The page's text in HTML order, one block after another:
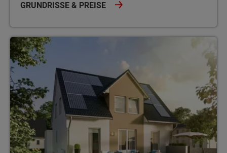
GRUNDRISSE & PREISE
Einfamilienhäuser